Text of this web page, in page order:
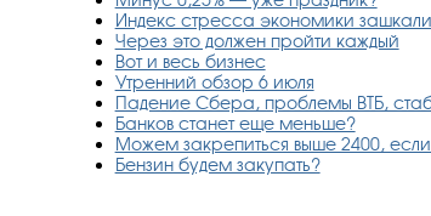
Индекс стресса экономики
Через это должен пройти каждый
Вот и весь бизнес
Утренний обзор 6 июля
Падение Сбера, проблемы ВТБ,
Банков станет еще меньше?
Можем закрепиться выше 2400, если
Бензин будем закупать?